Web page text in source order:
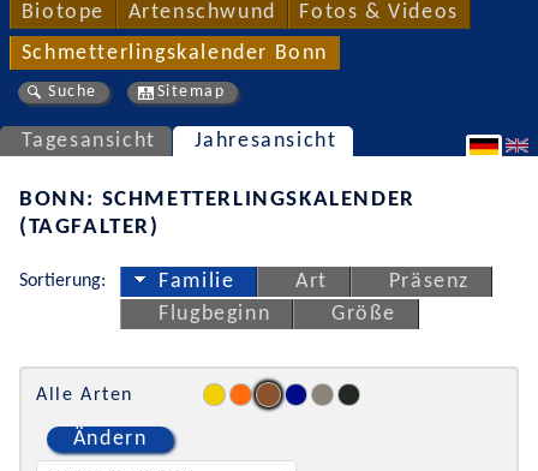
Biotope Artenschwund Fotos & Videos
Schmetterlingskalender Bonn
Suche Sitemap
Tagesansicht Jahresansicht
BONN: SCHMETTERLINGSKALENDER
(TAGFALTER)
Sortierung: Familie Art
Präsenz
Flugbeginn
Größe
Alle Arten
Ändern